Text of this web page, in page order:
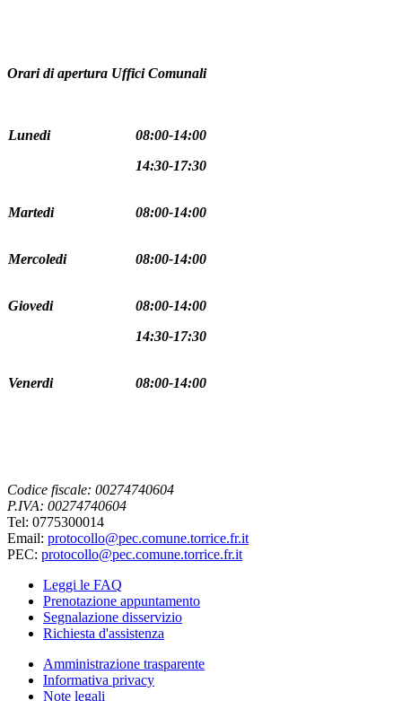
Orari di apertura Uffici Comunali
Lunedi
08:00-14:00
14:30-17:30
Martedi 08:00-14:00
Mercoledi 08:00-14:00
Giovedi
08:00-14:00
14:30-17:30
Venerdi 08:00-14:00
Codice fiscale: 00274740604
P.IVA: 00274740604
Tel: 0775300014
Email: protocollo@pec.comune.torrice.fr.it
PEC: protocollo@pec.comune.torrice.fr.it
Leggi le FAQ
Prenotazione appuntamento
Segnalazione disservizio
Richiesta d'assistenza
Amministrazione trasparente
Informativa privacy
Note legali